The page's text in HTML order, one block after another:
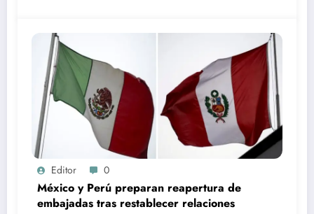
Editor 0
México y Perú preparan reapertura de
embajadas tras restablecer relaciones